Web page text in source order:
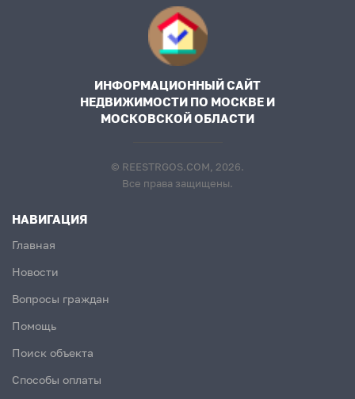
ИНФОРМАЦИОННЫЙ САЙТ
НЕДВИЖИМОСТИ ПО МОСКВЕ И
МОСКОВСКОЙ ОБЛАСТИ
© REESTRGOS.COM, 2026.
Все права защищены.
НАВИГАЦИЯ
Главная
Новости
Вопросы граждан
Помощь
Поиск объекта
Способы оплаты